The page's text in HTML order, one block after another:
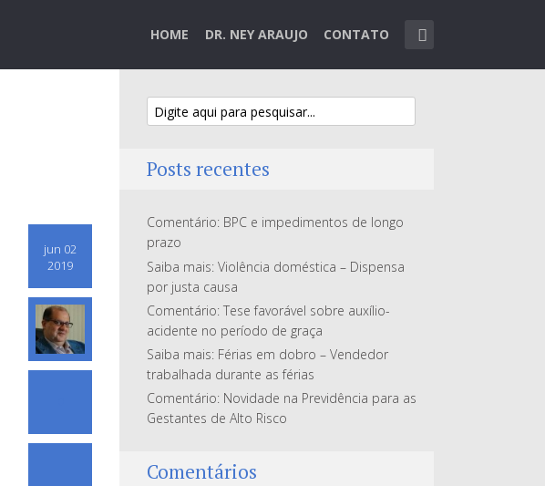
HOME DR. NEY ARAUJO CONTATO
jun 02
2019
Posts recentes
Comentário: BPC e impedimentos de longo
prazo
Saiba mais: Violência doméstica – Dispensa
por justa causa
Comentário: Tese favorável sobre auxílio-
acidente no período de graça
Saiba mais: Férias em dobro – Vendedor
trabalhada durante as férias
Comentário: Novidade na Previdência para as
Gestantes de Alto Risco
Comentários